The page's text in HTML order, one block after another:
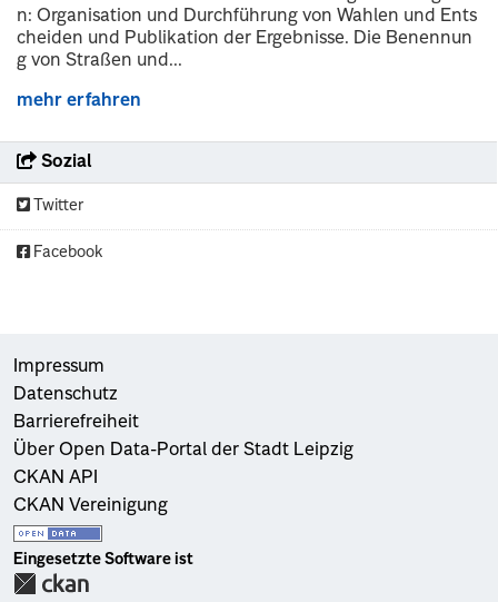
n: Organisation und Durchführung von Wahlen und Ents
cheiden und Publikation der Ergebnisse. Die Benennun
g von Straßen und...
mehr erfahren
Sozial
Twitter
Facebook
Impressum
Datenschutz
Barrierefreiheit
Über Open Data-Portal der Stadt Leipzig
CKAN API
CKAN Vereinigung
Eingesetzte Software ist